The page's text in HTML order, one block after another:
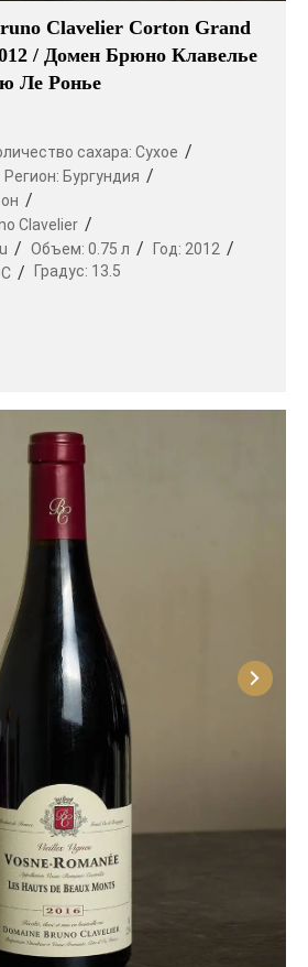
Clavelier Corton Grand
/ Домен Брюно Клавелье
Ле Ронье
сахара: Сухое
Регион: Бургундия
Clavelier
Объем: 0.75 л Год: 2012
Градус: 13.5